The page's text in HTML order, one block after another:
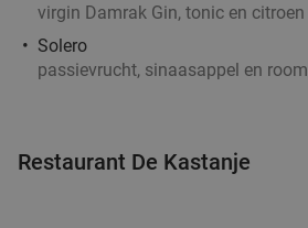
virgin Damrak Gin, tonic en citroen
Solero
passievrucht, sinaasappel en room
Restaurant De Kastanje